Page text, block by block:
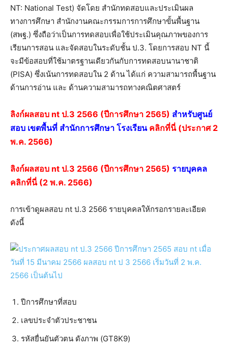
NT: National Test) จัดโดย สำนักทดสอบและประเมินผล
ทางการศึกษา สำนักงานคณะกรรมการการศึกษาขั้นพื้นฐาน
(สพฐ.) ซึ่งถือว่าเป็นการทดสอบเพื่อใช้ประเมินคุณภาพของการ
เรียนการสอน และจัดสอบในระดับชั้น ป.3. โดยการสอบ NT นี้
จะมีข้อสอบที่ใช้มาตรฐานเดียวกันกับการทดสอบนานาชาติ
(PISA) ซึ่งเน้นการทดสอบใน 2 ด้าน ได้แก่ ความสามารถพื้นฐาน
ด้านการอ่าน และ ด้านความสามารถทางคณิตศาสตร์
ลิงก์ผลสอบ nt ป.3 2566 (ปีการศึกษา 2565) สำหรับศูนย์
สอบ เขตพื้นที่ สำนักการศึกษา โรงเรียนคลิกที่นี่ (ประกาศ 2
พ.ค. 2566)
ลิงก์ผลสอบ nt ป.3 2566 (ปีการศึกษา 2565) รายบุคคล
คลิกที่นี่ (2 พ.ค. 2566)
การเข้าดูผลสอบ nt ป.3 2566 รายบุคคลให้กรอกรายละเอียด
ดังนี้
ปีการศึกษาที่สอบ
เลขประจำตัวประชาชน
รหัสยื่นยันตัวตน ดังภาพ (GT8K9)